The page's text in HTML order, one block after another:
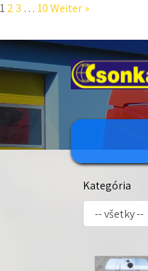
12 3 … 10Weiter »
Kategória